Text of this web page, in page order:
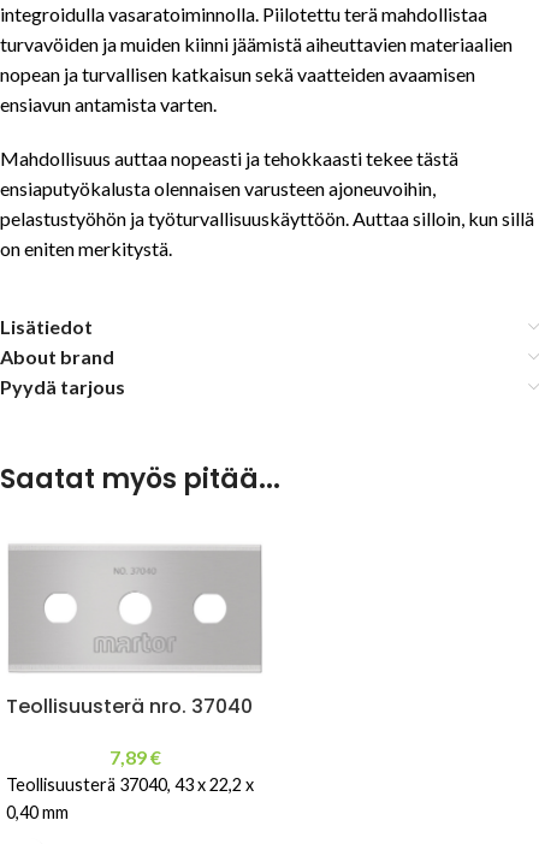
integroidulla vasaratoiminnolla. Piilotettu terä mahdollistaa
turvavöiden ja muiden kiinni jäämistä aiheuttavien materiaalien
nopean ja turvallisen katkaisun sekä vaatteiden avaamisen
ensiavun antamista varten.
Mahdollisuus auttaa nopeasti ja tehokkaasti tekee tästä
ensiaputyökalusta olennaisen varusteen ajoneuvoihin,
pelastustyöhön ja työturvallisuuskäyttöön. Auttaa silloin, kun sillä
on eniten merkitystä.
Lisätiedot
About brand
Pyydä tarjous
Saatat myös pitää...
Teollisuusterä nro. 37040
7,89€
Teollisuusterä 37040, 43 x 22,2 x
0,40 mm